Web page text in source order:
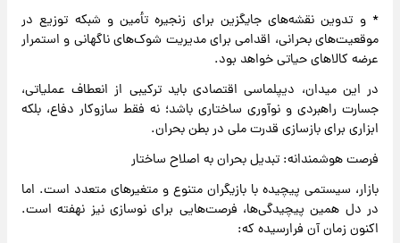
* و تدوین نقشه‌های جایگزین برای زنجیره تأمین و شبکه توزیع در
موقعیت‌های بحرانی، اقدامی برای مدیریت شوک‌های ناگهانی و استمرار
عرضه کالاهای حیاتی خواهد بود.
در این میدان، دیپلماسی اقتصادی باید ترکیبی از انعطاف عملیاتی،
جسارت راهبردی و نوآوری ساختاری باشد؛ نه فقط سازوکار دفاع، بلکه
ابزاری برای بازسازی قدرت ملی در بطن بحران.
فرصت هوشمندانه: تبدیل بحران به اصلاح ساختار
بازار، سیستمی پیچیده با بازیگران متنوع و متغیرهای متعدد است. اما
در دل همین پیچیدگی‌ها، فرصت‌هایی برای نوسازی نیز نهفته است.
اکنون زمان آن فرارسیده که: